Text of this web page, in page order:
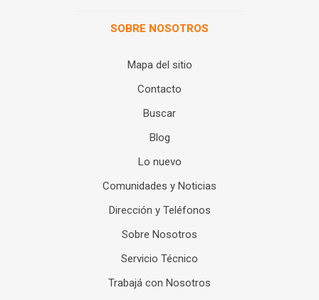
SOBRE NOSOTROS
Mapa del sitio
Contacto
Buscar
Blog
Lo nuevo
Comunidades y Noticias
Dirección y Teléfonos
Sobre Nosotros
Servicio Técnico
Trabajá con Nosotros